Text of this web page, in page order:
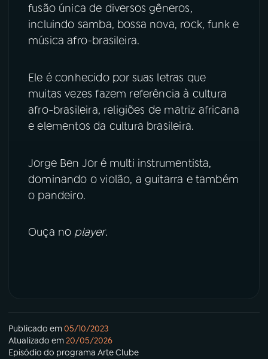
fusão única de diversos gêneros,
incluindo samba, bossa nova, rock, funk e
música afro-brasileira.
Ele é conhecido por suas letras que
muitas vezes fazem referência à cultura
afro-brasileira, religiões de matriz africana
e elementos da cultura brasileira.
Jorge Ben Jor é multi instrumentista,
dominando o violão, a guitarra e também
o pandeiro.
Ouça no player.
Publicado em05/10/2023
Atualizado em20/05/2026
Episódio do programa Arte Clube